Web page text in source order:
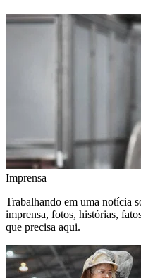
Imprensa
Trabalhando em uma notícia
imprensa, fotos, histórias,
que precisa aqui.